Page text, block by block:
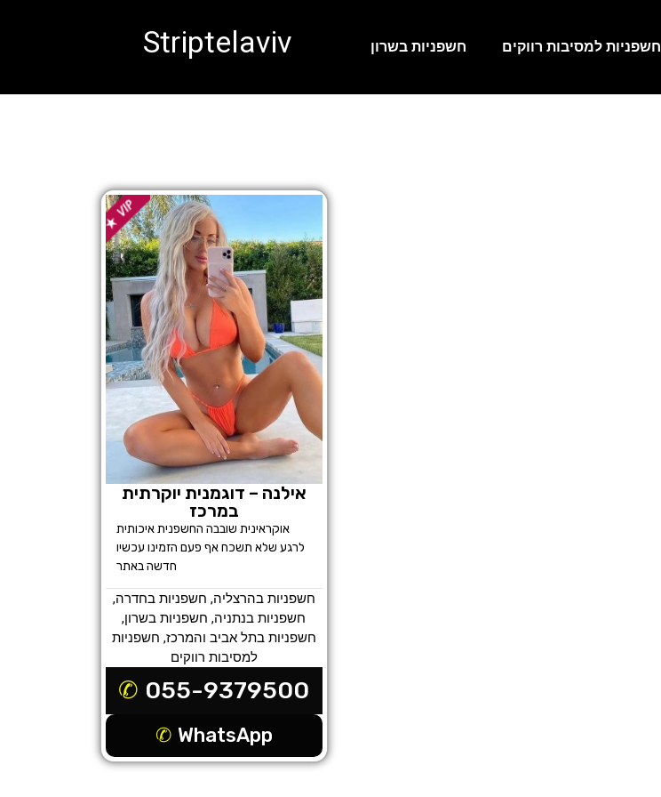
Striptelaviv חשפניות בשרון חשפניות למסיבות רווקים
אילנה – דוגמנית יוקרתית
במרכז
אוקראינית שובבה החשפנית איכותית
לרגע שלא תשכח אף פעם הזמינו עכשיו
חשפניות בהרצליה, חשפניות בחדרה,
חשפניות בנתניה, חשפניות בשרון,
חשפניות בתל אביב והמרכז, חשפניות
למסיבות רווקים
055-9379500
WhatsApp